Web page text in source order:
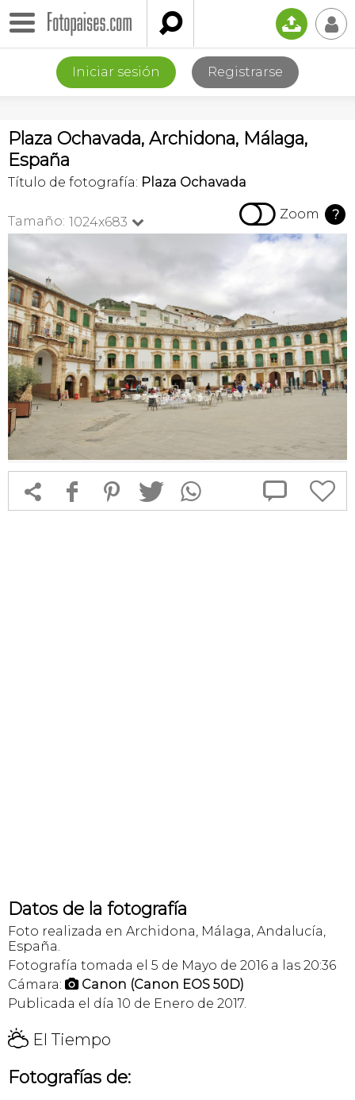
 📤 👤
Iniciar sesión Registrarse
Plaza Ochavada, Archidona, Málaga,
España
Título de fotografía: Plaza Ochavada
Tamaño: 1024x683   Zoom ?
 f 1 T  
Datos de la fotografía
Foto realizada en Archidona, Málaga, Andalucía,
España.
Fotografía tomada el 5 de Mayo de 2016 a las 20:36
Cámara:  Canon (Canon EOS 50D)
Publicada el día 10 de Enero de 2017.
H El Tiempo
Fotografías de: